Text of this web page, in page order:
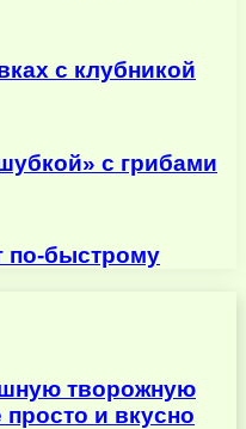
с клубникой
с грибами
по-быстрому
творожную
просто и вкусно